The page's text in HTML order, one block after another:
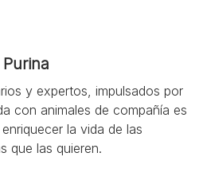
y expertos, impulsados por
con animales de compañía es
la vida de las
que las quieren.